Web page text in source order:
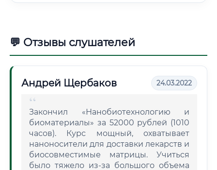
💬 Отзывы слушателей
Андрей Щербаков 24.03.2022
Закончил «Нанобиотехнологию и
биоматериалы» за 52000 рублей (1010
часов). Курс мощный, охватывает
наноносители для доставки лекарств и
биосовместимые матрицы. Учиться
было тяжело из-за большого объема